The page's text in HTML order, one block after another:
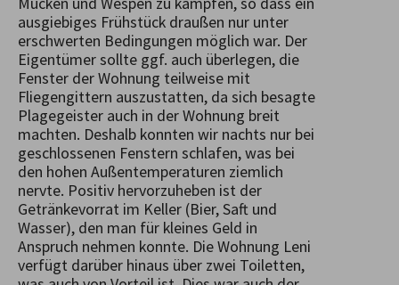
ausgiebiges Frühstück draußen nur unter
erschwerten Bedingungen möglich war. Der
Eigentümer sollte ggf. auch überlegen, die
Fenster der Wohnung teilweise mit
Fliegengittern auszustatten, da sich besagte
Plagegeister auch in der Wohnung breit
machten. Deshalb konnten wir nachts nur bei
geschlossenen Fenstern schlafen, was bei
den hohen Außentemperaturen ziemlich
nervte. Positiv hervorzuheben ist der
Getränkevorrat im Keller (Bier, Saft und
Wasser), den man für kleines Geld in
Anspruch nehmen konnte. Die Wohnung Leni
verfügt darüber hinaus über zwei Toiletten,